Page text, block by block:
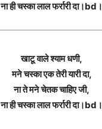
ना ही चस्का लाल फर्रारी दा।bd।
खाटू वाले श्याम धणी,
मने चस्का एक तेरी यारी दा,
ना ते मने चेतक चाहिए जी,
ना ही चस्का लाल फर्रारी दा।bd।